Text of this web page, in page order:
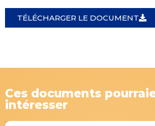
TÉLÉCHARGER LE DOCUMENT
Ces documents
intéresser